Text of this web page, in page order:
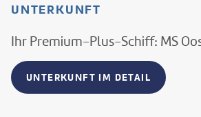
UNTERKUNFT
Ihr Premium-Plus-Schiff: MS
UNTERKUNFT IM DETAIL